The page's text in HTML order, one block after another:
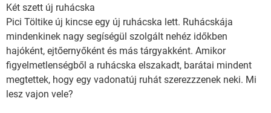
Két szett új ruhácska
Pici Töltike új kincse egy új ruhácska lett. Ruhácskája
mindenkinek nagy segíségül szolgált nehéz időkben
hajóként, ejtőernyőként és más tárgyakként. Amikor
figyelmetlenségből a ruhácska elszakadt, barátai mindent
megtettek, hogy egy vadonatúj ruhát szerezzzenek neki. Mi
lesz vajon vele?